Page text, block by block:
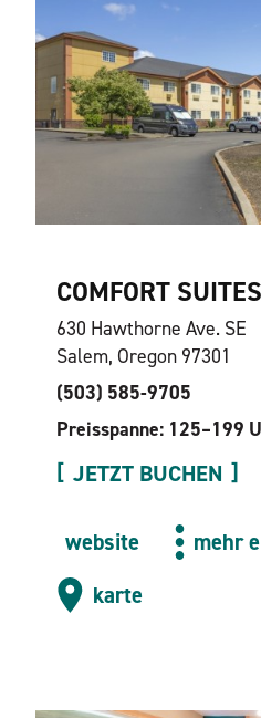
COMFORT
630 Hawthorne Ave. SE
Salem, Oregon 97301
(503) 585-9705
Preisspanne: 125–199
JETZT BUCHEN
website
mehr
karte